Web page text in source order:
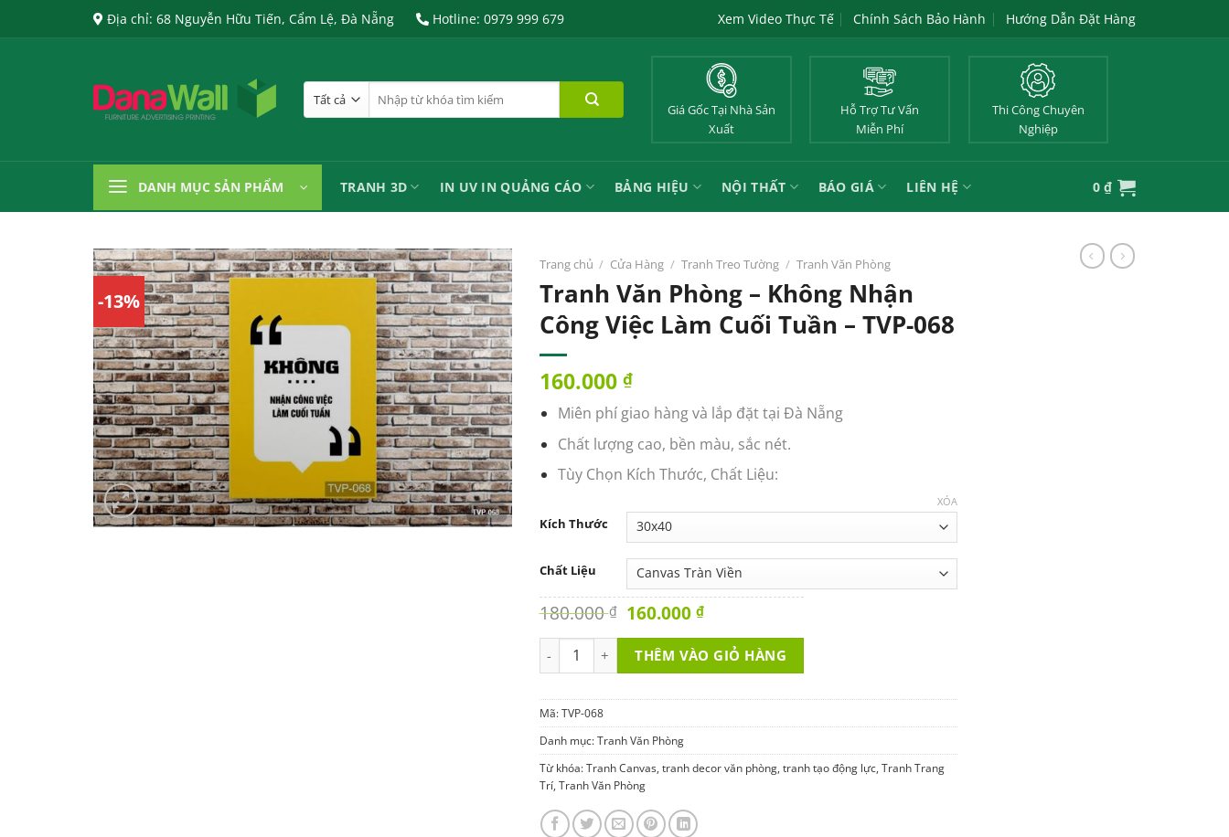
Địa chỉ: 68 Nguyễn Hữu Tiến, Cẩm Lệ, Đà Nẵng Hotline: 0979 999 679 Xem Video Thực Tế Chính Sách Bảo Hành Hướng Dẫn Đặt Hàng
kiếm:
Giá Gốc Tại Nhà Sản
Xuất
Hỗ Trợ Tư Vấn
Miễn Phí
Thi Công Chuyên
Nghiệp
DANH MỤC SẢN PHẨM TRANH 3D IN UV IN QUẢNG CÁO BẢNG HIỆU NỘI THẤT BÁO GIÁ LIÊN HỆ 0₫
-13%
Trang chủ / Cửa Hàng / Tranh Treo Tường / Tranh Văn Phòng
Tranh Văn Phòng – Không Nhận
Công Việc Làm Cuối Tuần – TVP-068
160.000 ₫
Miên phí giao hàng và lắp đặt tại Đà Nẵng
Chất lượng cao, bền màu, sắc nét.
Tùy Chọn Kích Thước, Chất Liệu:
Kích Thước
Chất Liệu
XÓA
180.000₫ Original
was:
180.000 ₫.
160.000₫Current
is:
160.000 ₫.
Tranh Văn Phòng - Không Nhận Công Việc Làm Cuối Tuần - TVP-068 số lượng
THÊM VÀO GIỎ HÀNG
Mã:TVP-068
Danh mục:Tranh Văn Phòng
Từ khóa:Tranh Canvas, tranh decor văn phòng, tranh tạo động lực, Tranh Trang
Trí, Tranh Văn Phòng